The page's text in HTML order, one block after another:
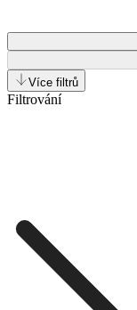
Více filtrů
Filtrování